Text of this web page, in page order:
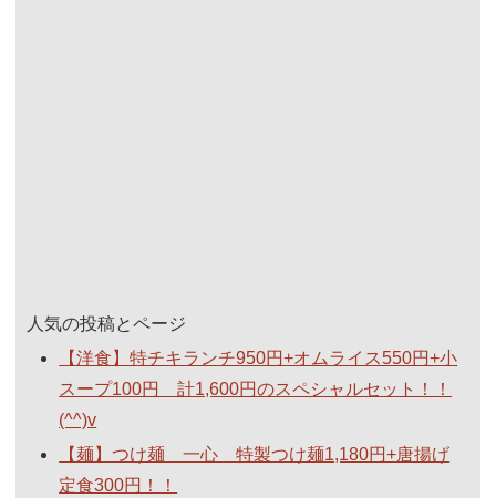
人気の投稿とページ
【洋食】特チキランチ950円+オムライス550円+小
スープ100円 計1,600円のスペシャルセット！！
(^^)v
【麺】つけ麺 一心 特製つけ麺1,180円+唐揚げ
定食300円！！